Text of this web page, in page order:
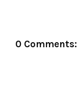
0 Comments: